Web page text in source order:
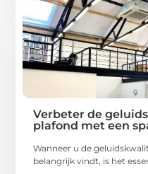
Verbeter de
plafond met een
Wanneer u de
belangrijk vindt, is het